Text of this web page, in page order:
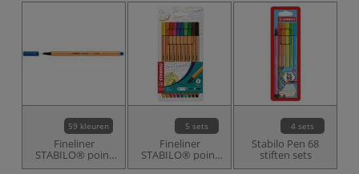
59 kleuren
Fineliner
STABILO® point
88®
5 sets
Fineliner
STABILO® point
88®
4 sets
Stabilo Pen 68
stiften sets